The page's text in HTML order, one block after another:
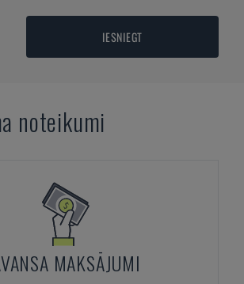
IESNIEGT
noteikumi
MAKSĀJUMI